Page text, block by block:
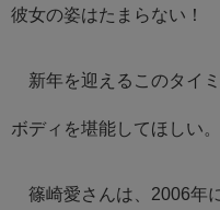
彼女の姿はたまらない！
新年を迎えるこのタイ
ボディを堪能してほしい。
篠崎愛さんは、2006年